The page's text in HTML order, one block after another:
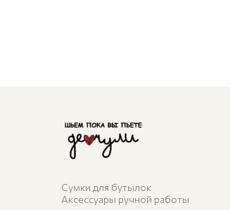
Сумки для бутылок
Аксессуары ручной работы